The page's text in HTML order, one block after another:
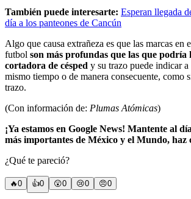
También puede interesarte: Esperan llegada
día a los panteones de Cancún
Algo que causa extrañeza es que las marcas en
futbol son más profundas que las que podría
cortadora de césped y su trazo puede indicar
mismo tiempo o de manera consecuente, como
trazo.
(Con información de: Plumas Atómicas)
¡Ya estamos en Google News! Mantente al
más importantes de México y el Mundo, haz
¿Qué te pareció?
🔥0 👍0 😲0 😢0 😠0